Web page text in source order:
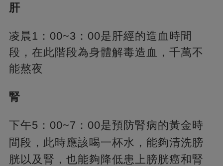
肝
凌晨1：00~3：00是肝經的造血時間
段，在此階段為身體解毒造血，千萬不
能熬夜
腎
下午5：00~7：00是預防腎病的黃金時
間段， 此時應該喝一杯水，能夠清洗膀
胱以及腎，也能夠降低患上膀胱癌和腎